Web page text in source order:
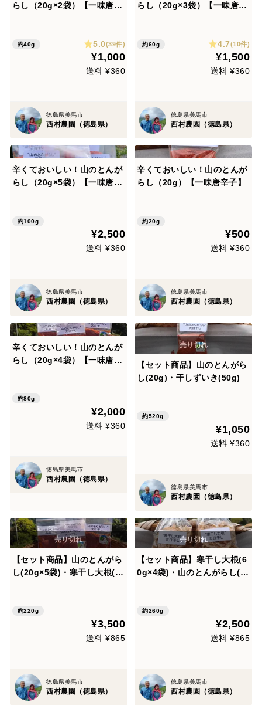
らし（20g×2袋）【一味唐辛
約40g 5.0(39件)
¥1,000
送料 ¥360
徳島県美馬市
西村農園（徳島県）
らし（20g×3袋）【一味唐辛
約60g 4.7(10件)
¥1,500
送料 ¥360
徳島県美馬市
西村農園（徳島県）
辛くておいしい！山のとんが
らし（20g×5袋）【一味唐辛
約100g
¥2,500
送料 ¥360
徳島県美馬市
西村農園（徳島県）
辛くておいしい！山のとんが
らし（20g）【一味唐辛子】
約20g
¥500
送料 ¥360
徳島県美馬市
西村農園（徳島県）
辛くておいしい！山のとんが
らし（20g×4袋）【一味唐辛
約80g
¥2,000
送料 ¥360
徳島県美馬市
西村農園（徳島県）
【セット商品】山のとんがら
し(20g)・干しずいき(50g)
約520g
¥1,050
送料 ¥360
徳島県美馬市
西村農園（徳島県）
【セット商品】山のとんがら
し(20g×5袋)・寒干し大根(60
約220g
¥3,500
送料 ¥865
徳島県美馬市
西村農園（徳島県）
【セット商品】寒干し大根(6
0g×4袋)・山のとんがらし(2
約260g
¥2,500
送料 ¥865
徳島県美馬市
西村農園（徳島県）